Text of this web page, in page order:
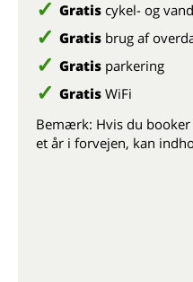
Gratis cykel- og
Gratis brug af
Gratis parkering
Gratis WiFi
Bemærk: Hvis du
et år i forvejen, kan